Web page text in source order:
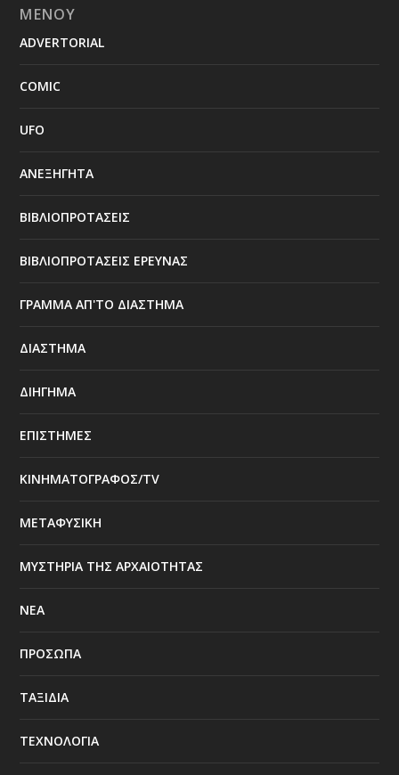
ΜΕΝΟΥ
ADVERTORIAL
COMIC
UFO
ΑΝΕΞΗΓΗΤΑ
ΒΙΒΛΙΟΠΡΟΤΑΣΕΙΣ
ΒΙΒΛΙΟΠΡΟΤΑΣΕΙΣ ΕΡΕΥΝΑΣ
ΓΡΑΜΜΑ ΑΠ'ΤΟ ΔΙΑΣΤΗΜΑ
ΔΙΑΣΤΗΜΑ
ΔΙΗΓΗΜΑ
ΕΠΙΣΤΗΜΕΣ
ΚΙΝΗΜΑΤΟΓΡΑΦΟΣ/TV
ΜΕΤΑΦΥΣΙΚΗ
ΜΥΣΤΗΡΙΑ ΤΗΣ ΑΡΧΑΙΟΤΗΤΑΣ
ΝΕΑ
ΠΡΟΣΩΠΑ
ΤΑΞΙΔΙΑ
ΤΕΧΝΟΛΟΓΙΑ